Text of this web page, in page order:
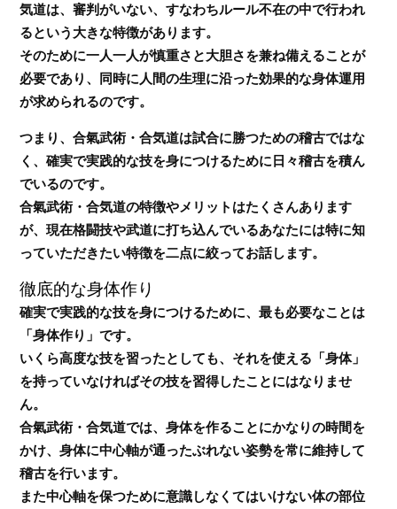
気道は、審判がいない、すなわちルール不在の中で行われ
るという大きな特徴があります。
そのために一人一人が慎重さと大胆さを兼ね備えることが
必要であり、同時に人間の生理に沿った効果的な身体運用
が求められるのです。
つまり、合氣武術・合気道は試合に勝つための稽古ではな
く、確実で実践的な技を身につけるために日々稽古を積ん
でいるのです。
合氣武術・合気道の特徴やメリットはたくさんあります
が、現在格闘技や武道に打ち込んでいるあなたには特に知
っていただきたい特徴を二点に絞ってお話します。
徹底的な身体作り
確実で実践的な技を身につけるために、最も必要なことは
「身体作り」です。
いくら高度な技を習ったとしても、それを使える「身体」
を持っていなければその技を習得したことにはなりませ
ん。
合氣武術・合気道では、身体を作ることにかなりの時間を
かけ、身体に中心軸が通ったぶれない姿勢を常に維持して
稽古を行います。
また中心軸を保つために意識しなくてはいけない体の部位